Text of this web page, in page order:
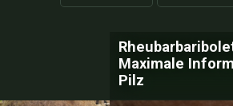
Maximale
Pilz